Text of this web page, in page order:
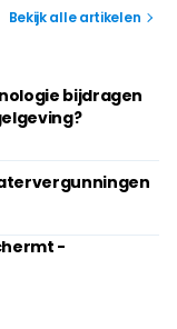
Bekijk alle artikelen
bijdragen